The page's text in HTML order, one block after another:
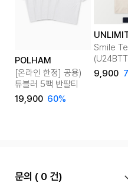
POLHAM
[온라인 한정] 공용)
튜블러 5팩 반팔티
19,900 60%
Smile
9,900
문의 ( 0 건)